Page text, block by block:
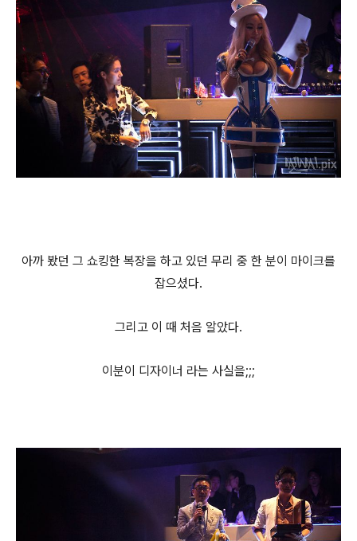
아까 봤던 그 쇼킹한 복장을 하고 있던 무리 중 한 분이 마이크를
잡으셨다.
그리고 이 때 처음 알았다.
이분이 디자이너 라는 사실을;;;